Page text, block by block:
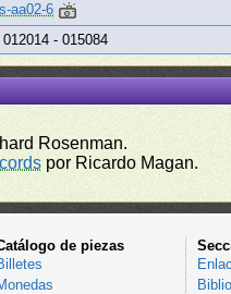
aa02-6
012014 - 015084
Rosenman.
por Ricardo Magan.
de piezas